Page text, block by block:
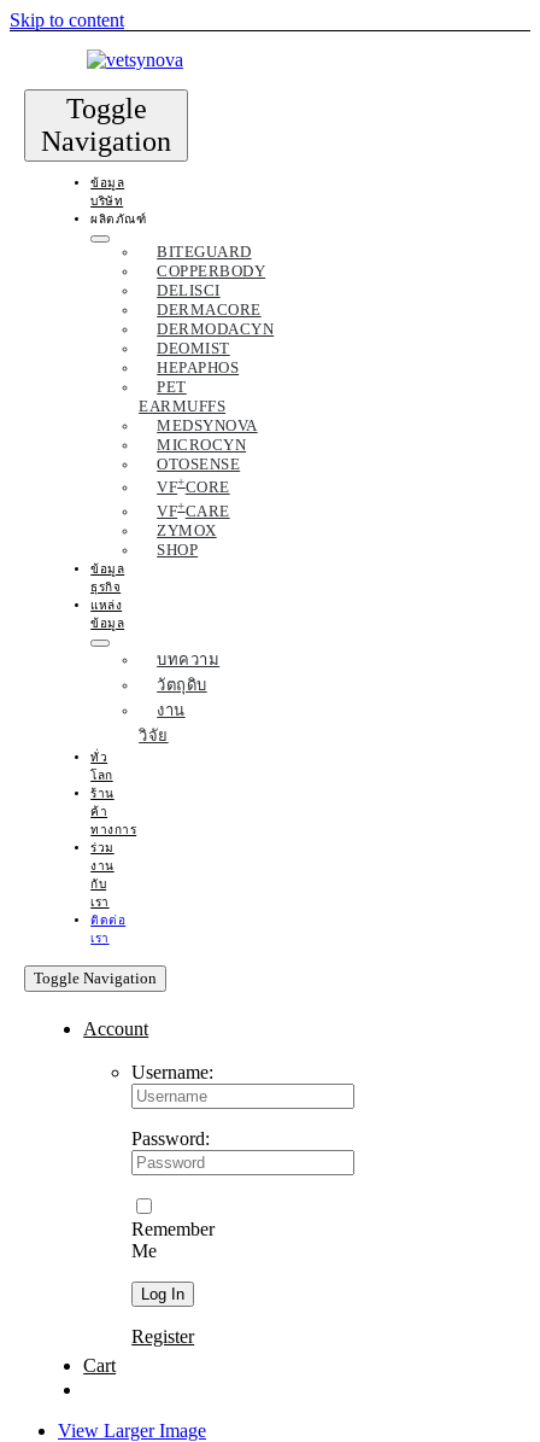
Skip to content
Toggle
Navigation
ข้อมูล
บริษัท
ผลิตภัณฑ์
BITEGUARD
COPPERBODY
DELISCI
DERMACORE
DERMODACYN
DEOMIST
HEPAPHOS
PET
EARMUFFS
MEDSYNOVA
MICROCYN
OTOSENSE
VF+CORE
VF+CARE
ZYMOX
SHOP
ข้อมูล
ธุรกิจ
แหล่ง
ข้อมูล
บทความ
วัตถุดิบ
งาน
วิจัย
ทั่ว
โลก
ร้าน
ค้า
ทางการ
ร่วม
งาน
กับ
เรา
ติดต่อ
เรา
Toggle Navigation
Account
Username:
Password:
Remember
Me
Register
Cart
View Larger Image